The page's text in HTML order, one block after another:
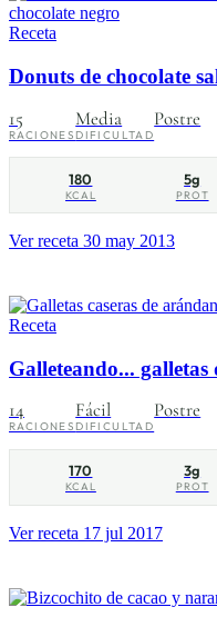
Receta
Donuts de chocolate
15
RACIONES
Media
DIFICULTAD
Postre
180
KCAL
5g
PROT
Ver receta 30 may 2013
Receta
Galleteando...
14
RACIONES
Fácil
DIFICULTAD
Postre
170
KCAL
3g
PROT
Ver receta 17 jul 2017